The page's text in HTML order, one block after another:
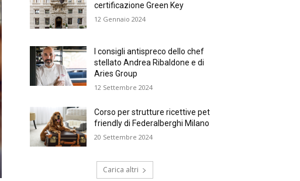
certificazione Green Key
12 Gennaio 2024
I consigli antispreco dello chef
stellato Andrea Ribaldone e di
Aries Group
12 Settembre 2024
Corso per strutture ricettive pet
friendly di Federalberghi Milano
20 Settembre 2024
Carica altri